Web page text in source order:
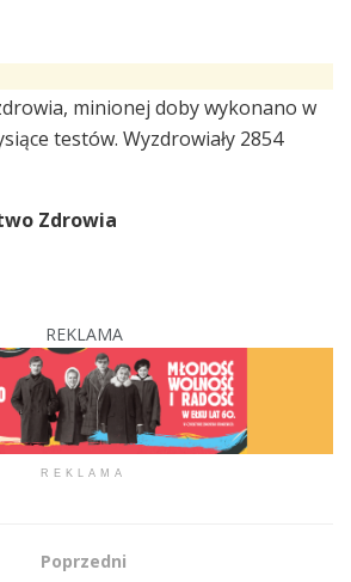
minionej doby wykonano w
testów. Wyzdrowiały 2854
Zdrowia
REKLAMA
REKLAMA
Poprzedni